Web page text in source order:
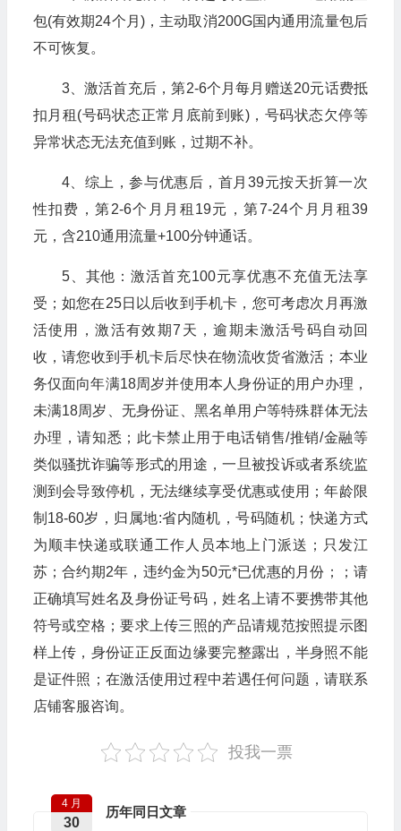
包(有效期24个月)，主动取消200G国内通用流量包后
不可恢复。
3、激活首充后，第2-6个月每月赠送20元话费抵
扣月租(号码状态正常月底前到账)，号码状态欠停等
异常状态无法充值到账，过期不补。
4、综上，参与优惠后，首月39元按天折算一次
性扣费，第2-6个月月租19元，第7-24个月月租39
元，含210通用流量+100分钟通话。
5、其他：激活首充100元享优惠不充值无法享
受；如您在25日以后收到手机卡，您可考虑次月再激
活使用，激活有效期7天，逾期未激活号码自动回
收，请您收到手机卡后尽快在物流收货省激活；本业
务仅面向年满18周岁并使用本人身份证的用户办理，
未满18周岁、无身份证、黑名单用户等特殊群体无法
办理，请知悉；此卡禁止用于电话销售/推销/金融等
类似骚扰诈骗等形式的用途，一旦被投诉或者系统监
测到会导致停机，无法继续享受优惠或使用；年龄限
制18-60岁，归属地:省内随机，号码随机；快递方式
为顺丰快递或联通工作人员本地上门派送；只发江
苏；合约期2年，违约金为50元*已优惠的月份；；请
正确填写姓名及身份证号码，姓名上请不要携带其他
符号或空格；要求上传三照的产品请规范按照提示图
样上传，身份证正反面边缘要完整露出，半身照不能
是证件照；在激活使用过程中若遇任何问题，请联系
店铺客服咨询。
投我一票
历年同日文章
4 月
30